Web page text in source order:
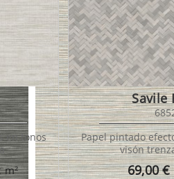
m²
en tonos
69,00€
Savile
Papel pintado
visón